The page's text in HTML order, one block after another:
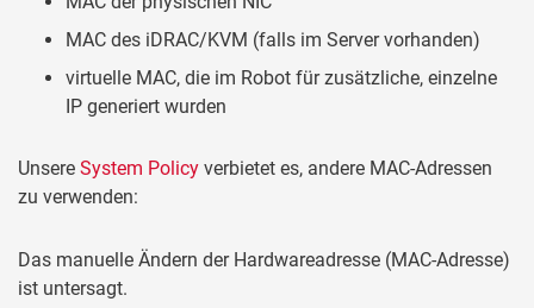
MAC des iDRAC/KVM (falls im Server vorhanden)
virtuelle MAC, die im Robot für zusätzliche, einzelne
IP generiert wurden
Unsere System Policy verbietet es, andere MAC-Adressen
zu verwenden:
Das manuelle Ändern der Hardwareadresse (MAC-Adresse)
ist untersagt.